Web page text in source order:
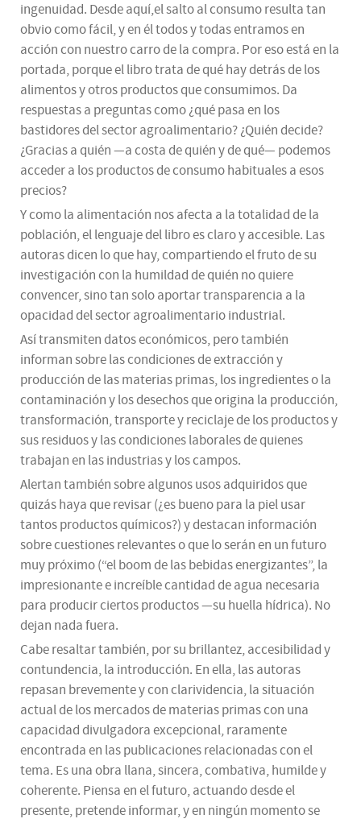
ingenuidad. Desde aquí,el salto al consumo resulta tan
obvio como fácil, y en él todos y todas entramos en
acción con nuestro carro de la compra. Por eso está en la
portada, porque el libro trata de qué hay detrás de los
alimentos y otros productos que consumimos. Da
respuestas a preguntas como ¿qué pasa en los
bastidores del sector agroalimentario? ¿Quién decide?
¿Gracias a quién —a costa de quién y de qué— podemos
acceder a los productos de consumo habituales a esos
precios?
Y como la alimentación nos afecta a la totalidad de la
población, el lenguaje del libro es claro y accesible. Las
autoras dicen lo que hay, compartiendo el fruto de su
investigación con la humildad de quién no quiere
convencer, sino tan solo aportar transparencia a la
opacidad del sector agroalimentario industrial.
Así transmiten datos económicos, pero también
informan sobre las condiciones de extracción y
producción de las materias primas, los ingredientes o la
contaminación y los desechos que origina la producción,
transformación, transporte y reciclaje de los productos y
sus residuos y las condiciones laborales de quienes
trabajan en las industrias y los campos.
Alertan también sobre algunos usos adquiridos que
quizás haya que revisar (¿es bueno para la piel usar
tantos productos químicos?) y destacan información
sobre cuestiones relevantes o que lo serán en un futuro
muy próximo (“el boom de las bebidas energizantes”, la
impresionante e increíble cantidad de agua necesaria
para producir ciertos productos —su huella hídrica). No
dejan nada fuera.
Cabe resaltar también, por su brillantez, accesibilidad y
contundencia, la introducción. En ella, las autoras
repasan brevemente y con clarividencia, la situación
actual de los mercados de materias primas con una
capacidad divulgadora excepcional, raramente
encontrada en las publicaciones relacionadas con el
tema. Es una obra llana, sincera, combativa, humilde y
coherente. Piensa en el futuro, actuando desde el
presente, pretende informar, y en ningún momento se